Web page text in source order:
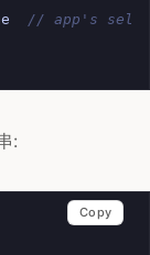
// app's
:
Copy